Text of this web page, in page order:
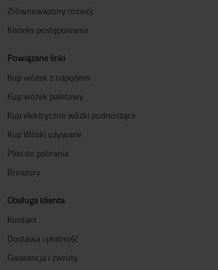
Zrównoważony rozwój
Kodeks postępowania
Powiązane linki
Kup wózek z napędem
Kup wózek paletowy
Kup elektryczne wózki podnoszące
Kup Wózki używane
Pliki do pobrania
Broszury
Obsługa klienta
Kontakt
Dostawa i płatność
Gwarancja i zwroty